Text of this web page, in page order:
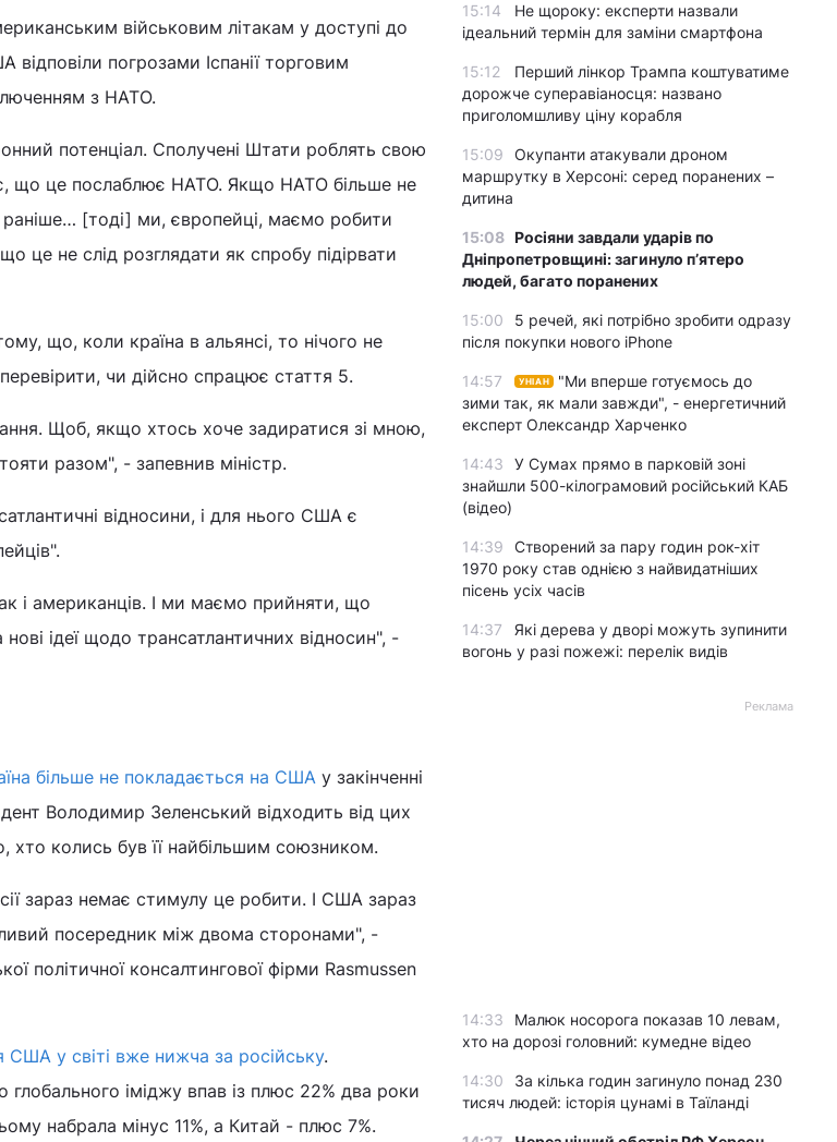
військовим літакам у доступі до
погрозами Іспанії торговим
з НАТО.
потенціал. Сполучені Штати роблять свою
що це послаблює НАТО. Якщо НАТО більше не
раніше… [тоді] ми, європейці, маємо робити
це не слід розглядати як спробу підірвати
що, коли країна в альянсі, то нічого не
чи дійсно спрацює стаття 5.
Щоб, якщо хтось хоче задиратися зі мною,
разом", - запевнив міністр.
відносини, і для нього США є
і американців. І ми маємо прийняти, що
ідеї щодо трансатлантичних відносин", -
більше не покладається на США у закінченні
Володимир Зеленський відходить від цих
хто колись був її найбільшим союзником.
зараз немає стимулу це робити. І США зараз
посередник між двома сторонами", -
політичної консалтингової фірми Rasmussen
США у світі вже нижча за російську.
іміджу впав із плюс 22% два роки
набрала мінус 11%, а Китай - плюс 7%.
15:14
Не щороку: експерти назвали
ідеальний термін для заміни смартфона
15:12
Перший лінкор Трампа коштуватиме
дорожче суперавіаносця: названо
приголомшливу ціну корабля
15:09
Окупанти атакували дроном
маршрутку в Херсоні: серед поранених –
дитина
15:08 Росіяни завдали ударів по
Дніпропетровщині: загинуло пʼятеро
людей, багато поранених
15:00
5 речей, які потрібно зробити одразу
після покупки нового iPhone
14:57 УНІАН
"Ми вперше готуємось до
зими так, як мали завжди", - енергетичний
експерт Олександр Харченко
14:43
У Сумах прямо в парковій зоні
знайшли 500-кілограмовий російський КАБ
(відео)
14:39
Створений за пару годин рок-хіт
1970 року став однією з найвидатніших
пісень усіх часів
14:37
Які дерева у дворі можуть зупинити
вогонь у разі пожежі: перелік видів
Реклама
14:33
Малюк носорога показав 10 левам,
хто на дорозі головний: кумедне відео
14:30
За кілька годин загинуло понад 230
тисяч людей: історія цунамі в Таїланді